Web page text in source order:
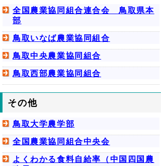
全国農業協同組合連合会 鳥取県本
部
鳥取いなば農業協同組合
鳥取中央農業協同組合
鳥取西部農業協同組合
その他
鳥取大学農学部
全国農業協同組合中央会
よくわかる食料自給率（中国四国農